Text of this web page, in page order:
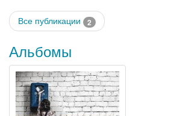
Все публикации 2
Альбомы